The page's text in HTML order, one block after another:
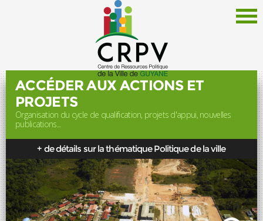
Liens
Le CRPV
Thématiques
Documentation
Politique de la Ville
ACCÉDER AUX ACTIONS ET
PROJETS
Organisation du cycle de qualification, projets d'appui, nouvelles
publications...
+ de détails sur la thématique Politique de la ville